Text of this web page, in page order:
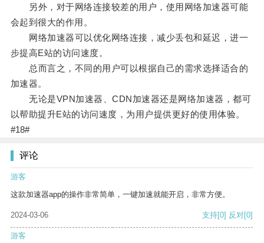
另外，对于网络连接较差的用户，使用网络加速器可能
会起到很大的作用。
网络加速器可以优化网络连接，减少丢包和延迟，进一
步提高E站的访问速度。
总而言之，不同的用户可以根据自己的需求选择适合的
加速器。
无论是VPN加速器、CDN加速器还是网络加速器，都可
以帮助提升E站的访问速度，为用户提供更好的使用体验。
#18#
评论
游客
这款加速器app的操作非常简单，一键加速就能开启，非常方便。
2024-03-06 支持[0] 反对[0]
游客